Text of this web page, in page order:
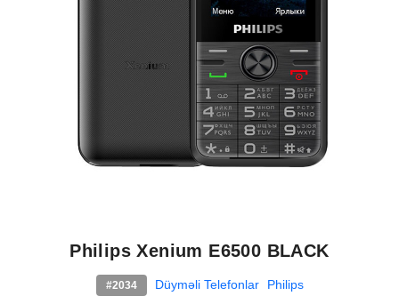
Philips Xenium E6500 BLACK
#2034 Düyməli Telefonlar Philips